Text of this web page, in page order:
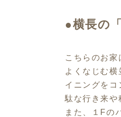
●横長の
こちらのお
よくなじむ
イニングを
駄な行き来や
また、１Fの